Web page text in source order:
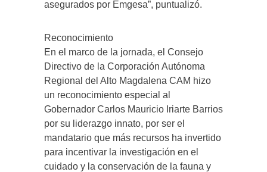
asegurados por Emgesa”, puntualizó.
Reconocimiento
En el marco de la jornada, el Consejo
Directivo de la Corporación Autónoma
Regional del Alto Magdalena CAM hizo
un reconocimiento especial al
Gobernador Carlos Mauricio Iriarte Barrios
por su liderazgo innato, por ser el
mandatario que más recursos ha invertido
para incentivar la investigación en el
cuidado y la conservación de la fauna y